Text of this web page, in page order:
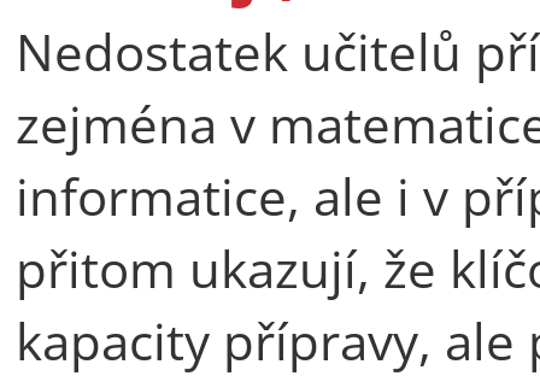
Nedostatek učitelů
zejména v
informatice, ale i v
přitom ukazují, že
kapacity přípravy,